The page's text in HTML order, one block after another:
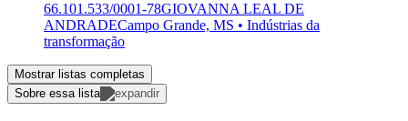
66.101.533/0001-78GIOVANNA LEAL DE
ANDRADECampo Grande, MS • Indústrias da
transformação
Mostrar listas completas
Sobre essa lista